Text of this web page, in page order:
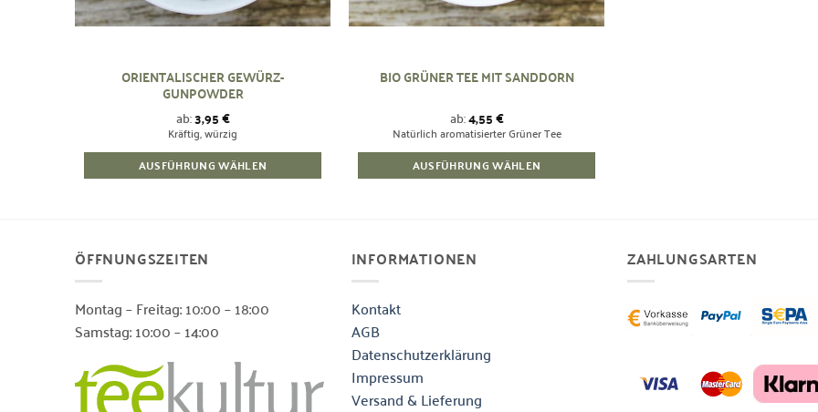
ORIENTALISCHER GEWÜRZ-
GUNPOWDER
ab:3,95€
Kräftig, würzig
AUSFÜHRUNG WÄHLEN
mehrere
Varianten
Die
Optionen
können
auf
der
BIO GRÜNER TEE MIT SANDDORN
ab:4,55€
Natürlich aromatisierter Grüner Tee
AUSFÜHRUNG WÄHLEN
können
der
ÖFFNUNGSZEITEN
Montag – Freitag: 10:00 – 18:00
Samstag: 10:00 – 14:00
INFORMATIONEN
Kontakt
AGB
Datenschutzerklärung
Impressum
Versand & Lieferung
ZAHLUNGSARTEN